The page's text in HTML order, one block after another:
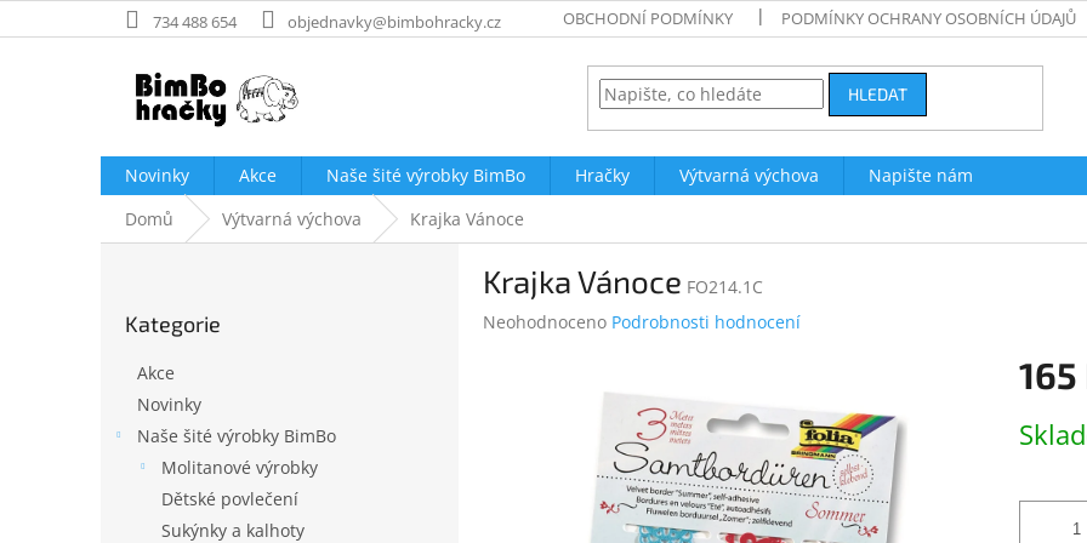
na
734 488 654 objednavky@bimbohracky.cz OBCHODNÍ PODMÍNKY PODMÍNKY OCHRANY OSOBNÍCH ÚDAJŮ
HLEDAT
Novinky Akce Naše šité výrobky BimBo Hračky Výtvarná výchova
Napište nám
Domů
Výtvarná výchova Krajka Vánoce
kategorie
Kategorie
Akce
Novinky
Naše šité výrobky BimBo
Molitanové výrobky
Dětské povlečení
Sukýnky a kalhoty
Krajka Vánoce FO214.1C
Průměrné
Neohodnoceno Podrobnosti hodnocení
165
cena: